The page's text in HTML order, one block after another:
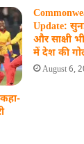
Update:
और साक्षी
में देश की
August 6,